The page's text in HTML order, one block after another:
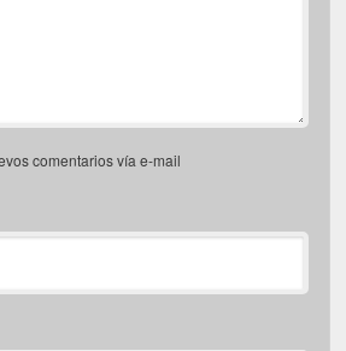
comentarios vía e-mail